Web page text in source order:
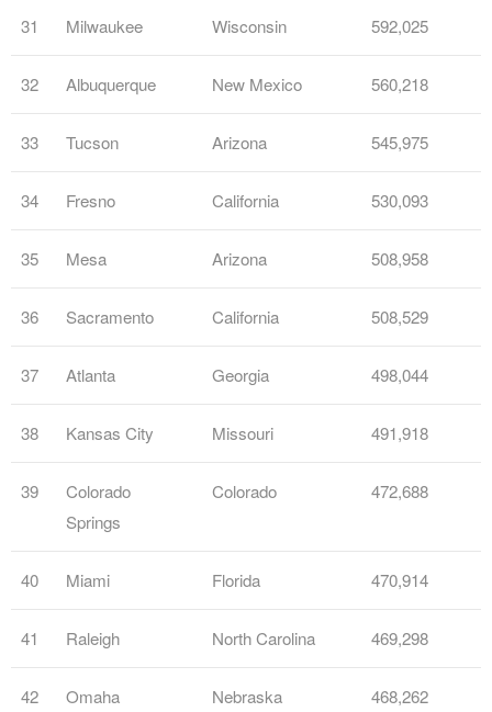
31 Milwaukee Wisconsin 592,025
32 Albuquerque New Mexico 560,218
33 Tucson Arizona 545,975
34 Fresno California 530,093
35 Mesa Arizona 508,958
36 Sacramento California 508,529
37 Atlanta Georgia 498,044
38 Kansas City Missouri 491,918
39
Colorado
Springs
Colorado 472,688
40 Miami Florida 470,914
41 Raleigh North Carolina 469,298
42 Omaha Nebraska 468,262